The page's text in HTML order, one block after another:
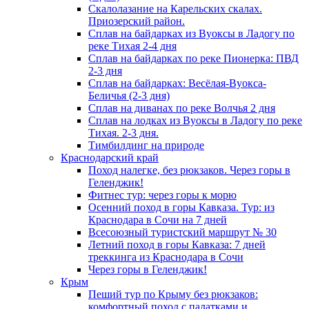
Скалолазание на Карельских скалах.
Приозерский район.
Сплав на байдарках из Вуоксы в Ладогу по
реке Тихая 2-4 дня
Сплав на байдарках по реке Пионерка: ПВД
2-3 дня
Сплав на байдарках: Весёлая-Вуокса-
Беличья (2-3 дня)
Сплав на диванах по реке Волчья 2 дня
Сплав на лодках из Вуоксы в Ладогу по реке
Тихая. 2-3 дня.
Тимбилдинг на природе
Краснодарский край
Поход налегке, без рюкзаков. Через горы в
Геленджик!
Фитнес тур: через горы к морю
Осенний поход в горы Кавказа. Тур: из
Краснодара в Сочи на 7 дней
Всесоюзный туристский маршрут № 30
Летний поход в горы Кавказа: 7 дней
треккинга из Краснодара в Сочи
Через горы в Геленджик!
Крым
Пеший тур по Крыму без рюкзаков:
комфортный поход с палатками и